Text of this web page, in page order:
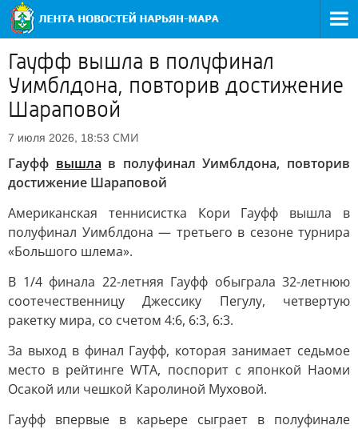
Гауфф вышла в полуфинал
Уимблдона, повторив достижение
Шараповой
7 июля 2026, 18:53 СМИ
Гауфф вышла в полуфинал Уимблдона, повторив
достижение Шараповой
Американская теннисистка Кори Гауфф вышла в
полуфинал Уимблдона — третьего в сезоне турнира
«Большого шлема».
В 1/4 финала 22-летняя Гауфф обыграла 32-летнюю
соотечественницу Джессику Пегулу, четвертую
ракетку мира, со счетом 4:6, 6:3, 6:3.
За выход в финал Гауфф, которая занимает седьмое
место в рейтинге WTA, поспорит с японкой Наоми
Осакой или чешкой Каролиной Муховой.
Гауфф впервые в карьере сыграет в полуфинале